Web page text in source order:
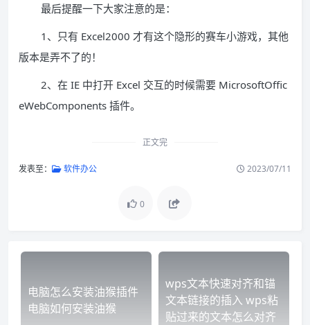
最后提醒一下大家注意的是：
1、只有 Excel2000 才有这个隐形的赛车小游戏，其他
版本是弄不了的！
2、在 IE 中打开 Excel 交互的时候需要 MicrosoftOffic
eWebComponents 插件。
正文完
发表至： 软件办公 2023/07/11
0
电脑怎么安装油猴插件
电脑如何安装油猴
wps文本快速对齐和锚
文本链接的插入 wps粘
贴过来的文本怎么对齐